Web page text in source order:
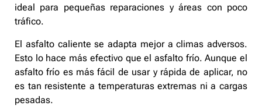
ideal para pequeñas reparaciones y áreas con poco
tráfico.
El asfalto caliente se adapta mejor a climas adversos.
Esto lo hace más efectivo que el asfalto frío. Aunque el
asfalto frío es más fácil de usar y rápida de aplicar, no
es tan resistente a temperaturas extremas ni a cargas
pesadas.